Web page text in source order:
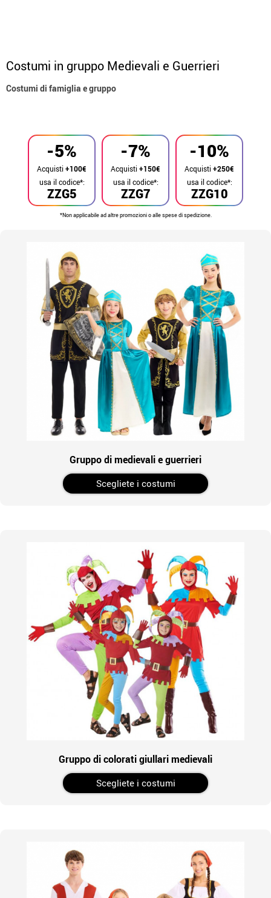
Costumi in gruppo Medievali e Guerrieri
Costumi di famiglia e gruppo
-5%
Acquisti+100€
ZZG5
usa il codice*:
-7%
Acquisti+150€
ZZG7
usa il codice*:
-10%
Acquisti+250€
ZZG10
usa il codice*:
*Non applicabile ad altre promozioni o alle spese di spedizione.
Gruppo di medievali e guerrieri
Scegliete i costumi
Gruppo di colorati giullari medievali
Scegliete i costumi